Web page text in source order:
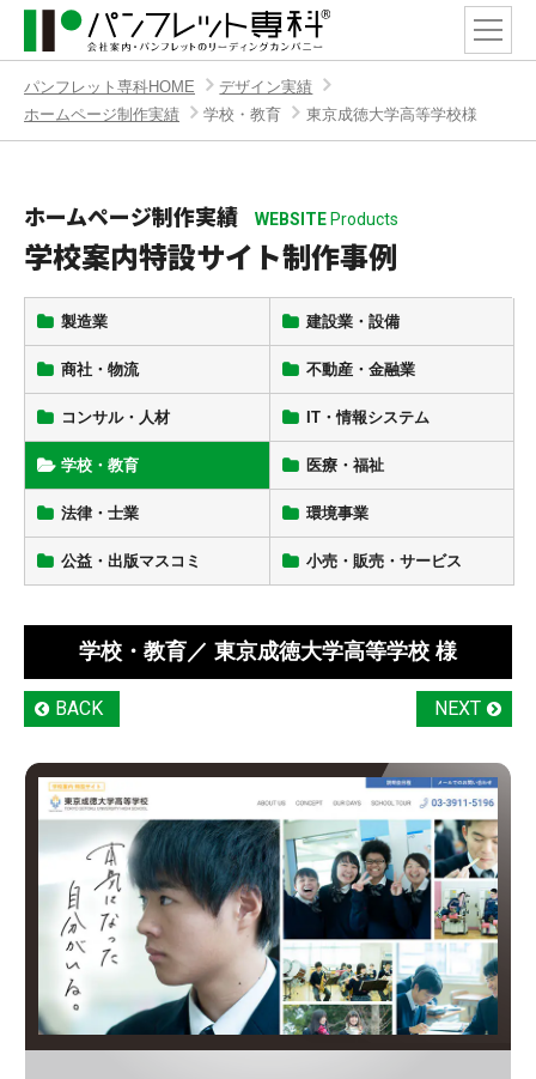
パンフレット専科HOME
デザイン実績
ホームページ制作実績
学校・教育 東京成徳大学高等学校様
ホームページ制作実績 WEBSITE Products
学校案内特設サイト制作事例
製造業 建設業・設備
商社・物流 不動産・金融業
コンサル・人材 IT・情報システム
学校・教育 医療・福祉
法律・士業 環境事業
公益・出版マスコミ 小売・販売・サービス
学校・教育／ 東京成徳大学高等学校 様
BACK NEXT